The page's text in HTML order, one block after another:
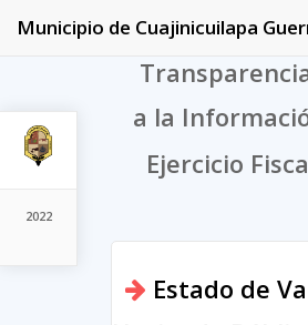
2022
Municipio de Cuajinicuilapa
a la
Ejercicio
Estado de